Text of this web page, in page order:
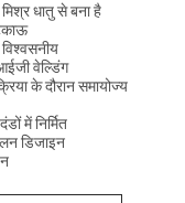
धातु से बना है
वेल्डिंग
के दौरान समायोज्य
में निर्मित
डिजाइन